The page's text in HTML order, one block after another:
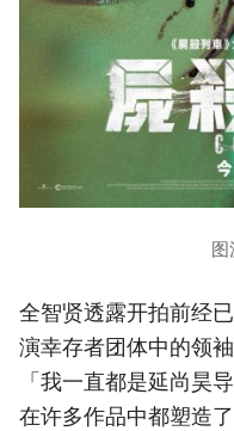
图
全智贤透露开拍前经
演幸存者团体中的领
「我一直都是延尚昊
在许多作品中都塑造